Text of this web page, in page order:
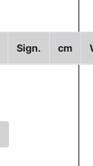
Sign. cm